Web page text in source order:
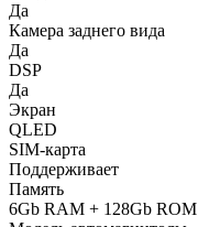
Да
Камера заднего вида
Да
DSP
Да
Экран
QLED
SIM-карта
Поддерживает
Память
6Gb RAM + 128Gb ROM